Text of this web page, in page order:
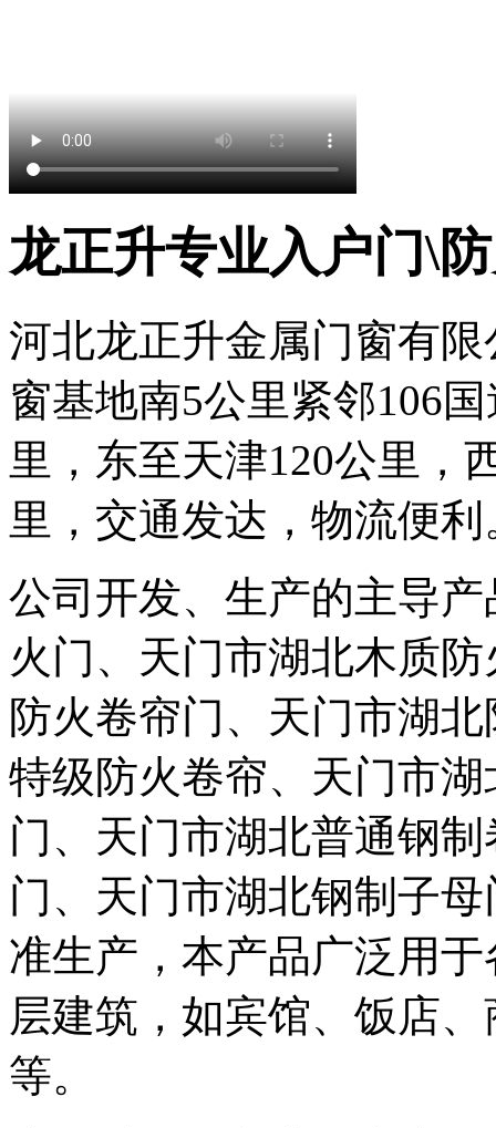
龙正升专业入户门\
河北龙正升金属门窗有
窗基地南5公里紧邻106
里，东至天津120公里，
里，交通发达，物流便利
公司开发、生产的主导
火门、天门市湖北木质
防火卷帘门、天门市湖
特级防火卷帘、天门市
门、天门市湖北普通钢
门、天门市湖北钢制子
准生产，本产品广泛用
层建筑，如宾馆、饭店
等。